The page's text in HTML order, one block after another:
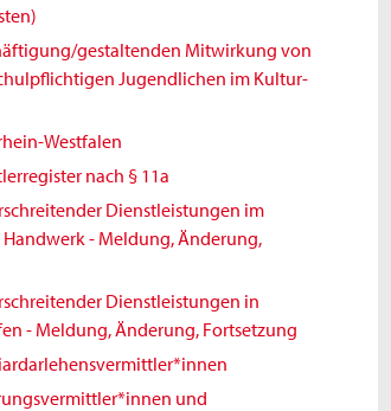
gestaltenden Mitwirkung von
Jugendlichen im Kultur-
Westfalen
nach § 11a
Dienstleistungen im
- Meldung, Änderung,
Dienstleistungen in
- Meldung, Änderung, Fortsetzung
und